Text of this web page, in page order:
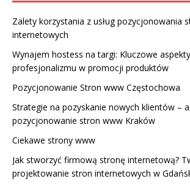
Zalety korzystania z usług pozycjonowania
internetowych
Wynajem hostess na targi: Kluczowe
profesjonalizmu w promocji produktów
Pozycjonowanie Stron www Częstochowa
Strategie na pozyskanie nowych klientów –
pozycjonowanie stron www Kraków
Ciekawe strony www
Jak stworzyć firmową stronę internetową?
projektowanie stron internetowych w